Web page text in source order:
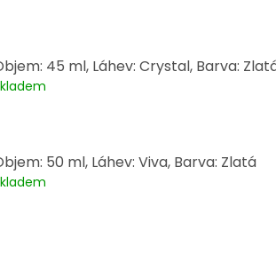
45 ml, Láhev: Crystal, Barva:
50 ml, Láhev: Viva, Barva: Zlatá